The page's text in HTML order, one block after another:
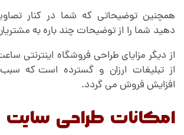
ع
ت
د
ر
همچنین توضیحاتی که شما در کنار
دهید شما را از توضیحات چند باره به
از دیگر مزایای طراحی فروشگاه اینترنتی
از تبلیغات ارزان و گسترده است .که
افزایش فروش می گردد.
امکانات طراحی